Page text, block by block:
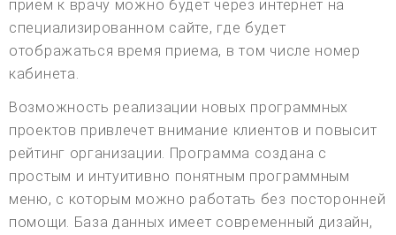
прием к врачу можно будет через интернет на
специализированном сайте, где будет
отображаться время приема, в том числе номер
кабинета.
Возможность реализации новых программных
проектов привлечет внимание клиентов и повысит
рейтинг организации. Программа создана с
простым и интуитивно понятным программным
меню, с которым можно работать без посторонней
помощи. База данных имеет современный дизайн,